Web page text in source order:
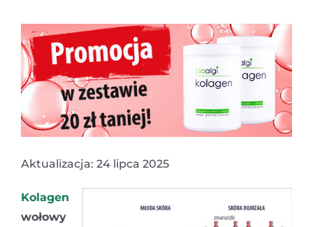
Aktualizacja: 24 lipca 2025
Kolagen
wołowy